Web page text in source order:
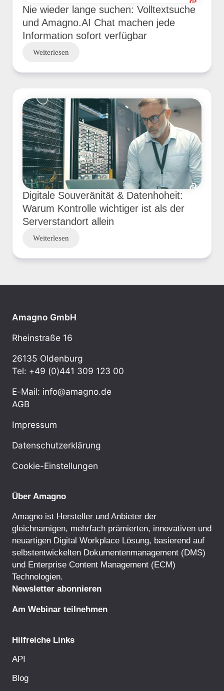
Nie wieder lange suchen: Volltextsuche
und Amagno.AI Chat machen jede
Information sofort verfügbar
Weiterlesen
Digitale Souveränität & Datenhoheit:
Warum Kontrolle wichtiger ist als der
Serverstandort allein
Weiterlesen
Amagno GmbH
Rheinstraße 16
26135 Oldenburg
Tel: +49 (0)441 309 123 00
E-Mail: info@amagno.de
AGB
Impressum
Datenschutzerklärung
Cookie-Einstellungen
Über Amagno
Amagno ist Hersteller und Anbieter der
gleichnamigen, mehrfach prämierten, innovativen und
neuartigen Digital Workplace Lösung, basierend auf
selbstentwickelten Dokumentenmanagement (DMS)
und Enterprise Content Management (ECM)
Technologien.
Newsletter abonnieren
Am Webinar teilnehmen
Hilfreiche Links
API
Blog